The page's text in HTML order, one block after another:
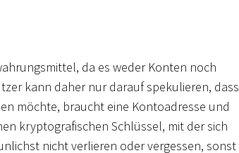
da es weder Konten noch
kann daher nur darauf spekulieren, dass
möchte, braucht eine Kontoadresse und
kryptografischen Schlüssel, mit der sich
nicht verlieren oder vergessen, sonst